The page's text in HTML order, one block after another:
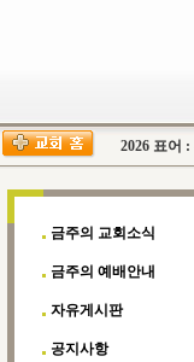
2026 표어 :
금주의 교회소식
금주의 예배안내
자유게시판
공지사항